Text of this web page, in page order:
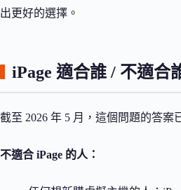
出更好的選擇。
iPage 適合誰 / 不適合
截至 2026 年 5 月，這個問題的答案
不適合 iPage 的人：